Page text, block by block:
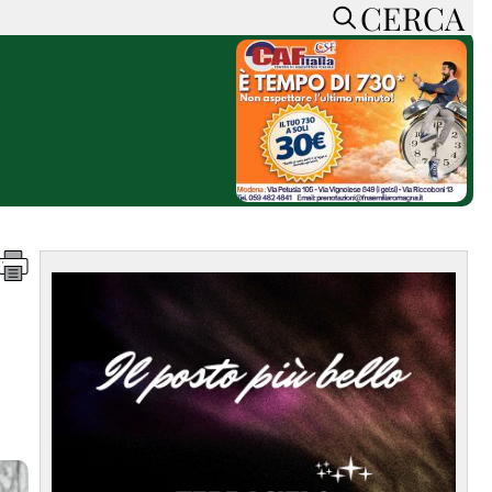
CERCA
ACCEDI o REGISTRATI
CONTATTI
SOSTIENI LA PRESSA
CONOSCI LA PRESSA
PRIVACY POLICY
FEED RSS
MAPPA DEL SITO
NORMATIVE
DEONTOLOGICHE
CERCA